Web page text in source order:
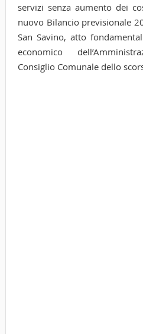
servizi senza aumento dei
nuovo Bilancio previsionale
San Savino, atto
economico
Consiglio Comunale dello